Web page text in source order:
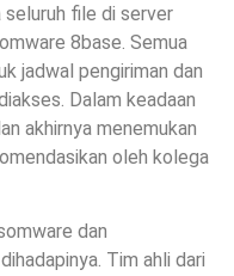
file di server
8base. Semua
jadwal pengiriman dan
Dalam keadaan
akhirnya menemukan
oleh kolega
dan
Tim ahli dari